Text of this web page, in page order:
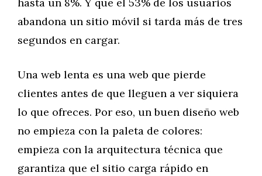
hasta un 8%. Y que el 53% de los usuarios
abandona un sitio móvil si tarda más de tres
segundos en cargar.
Una web lenta es una web que pierde
clientes antes de que lleguen a ver siquiera
lo que ofreces. Por eso, un buen diseño web
no empieza con la paleta de colores:
empieza con la arquitectura técnica que
garantiza que el sitio carga rápido en